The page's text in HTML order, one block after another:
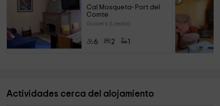
Cal Mosqueta- Port del
Comte
Guixers (Lleida)
6 2
Actividades cerca del alojamiento